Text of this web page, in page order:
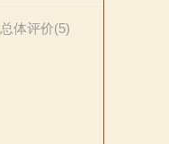
总体评价(5)